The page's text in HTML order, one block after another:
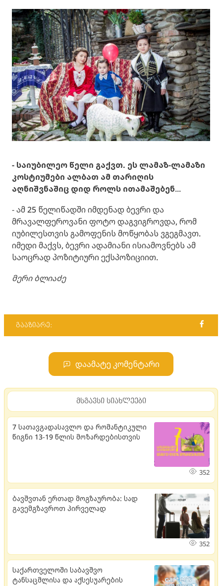
- საიუბილეო წელი გაქვთ. ეს ლამაზ-ლამაზი
კოსტიუმები ალბათ ამ თარიღის
აღნიშვნაშიც დიდ როლს ითამაშებენ...
- ამ 25 წელიწადში იმდენად ბევრი და
მრავალფეროვანი ფოტო დაგვიგროვდა, რომ
იუბილესთვის გამოფენის მოწყობას ვგეგმავთ.
იმედი მაქვს, ბევრი ადამიანი ისიამოვნებს ამ
საოცრად პოზიტიური ექსპოზიციით.
მერი ბლიაძე
გააზიარე:
დაამატე კომენტარი
მსგავსი სიახლეები
7 სათავგადასავლო და რომანტიკული
წიგნი 13-19 წლის მოზარდებისთვის
352
ბავშვთან ერთად მოგზაურობა: სად
გავემგზავროთ პირველად
352
საქართველოში საბავშვო
ტანსაცმლისა და აქსესუარების